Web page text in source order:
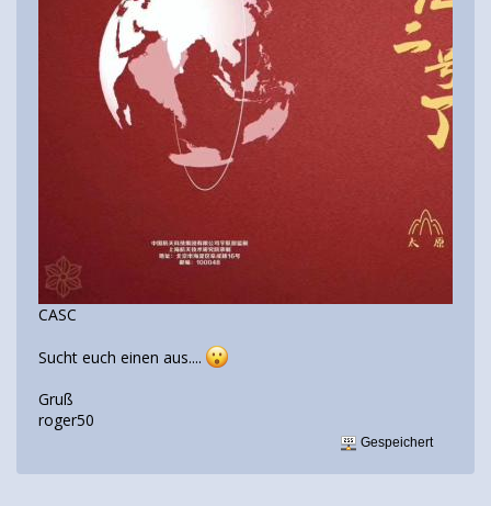
CASC
Sucht euch einen aus....
Gruß
roger50
Gespeichert